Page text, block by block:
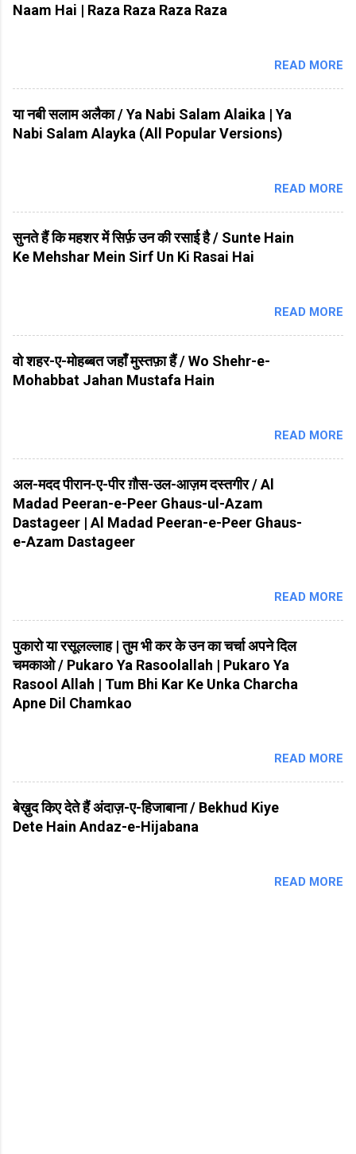
Naam Hai | Raza Raza Raza Raza
READ MORE
या नबी सलाम अलैका / Ya Nabi Salam Alaika | Ya
Nabi Salam Alayka (All Popular Versions)
READ MORE
सुनते हैं कि महशर में सिर्फ़ उन की रसाई है / Sunte Hain
Ke Mehshar Mein Sirf Un Ki Rasai Hai
READ MORE
वो शहर-ए-मोहब्बत जहाँ मुस्तफ़ा हैं / Wo Shehr-e-
Mohabbat Jahan Mustafa Hain
READ MORE
अल-मदद पीरान-ए-पीर ग़ौस-उल-आज़म दस्तगीर / Al
Madad Peeran-e-Peer Ghaus-ul-Azam
Dastageer | Al Madad Peeran-e-Peer Ghaus-
e-Azam Dastageer
READ MORE
पुकारो या रसूलल्लाह | तुम भी कर के उन का चर्चा अपने दिल
चमकाओ / Pukaro Ya Rasoolallah | Pukaro Ya
Rasool Allah | Tum Bhi Kar Ke Unka Charcha
Apne Dil Chamkao
READ MORE
बेख़ुद किए देते हैं अंदाज़-ए-हिजाबाना / Bekhud Kiye
Dete Hain Andaz-e-Hijabana
READ MORE